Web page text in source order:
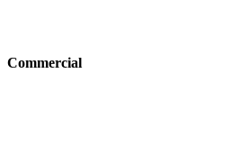
Commercial